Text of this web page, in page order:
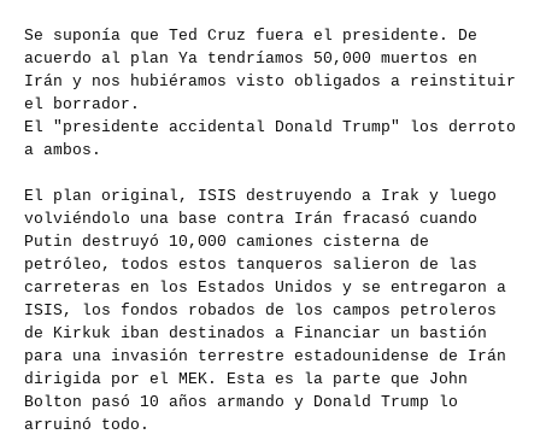
Se suponía que Ted Cruz fuera el presidente. De
acuerdo al plan Ya tendríamos 50,000 muertos en
Irán y nos hubiéramos visto obligados a reinstituir
el borrador.
El "presidente accidental Donald Trump" los derroto
a ambos.
El plan original, ISIS destruyendo a Irak y luego
volviéndolo una base contra Irán fracasó cuando
Putin destruyó 10,000 camiones cisterna de
petróleo, todos estos tanqueros salieron de las
carreteras en los Estados Unidos y se entregaron a
ISIS, los fondos robados de los campos petroleros
de Kirkuk iban destinados a Financiar un bastión
para una invasión terrestre estadounidense de Irán
dirigida por el MEK. Esta es la parte que John
Bolton pasó 10 años armando y Donald Trump lo
arruinó todo.